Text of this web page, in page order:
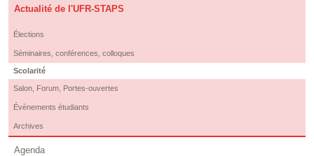
Actualité de l'UFR-STAPS
Élections
Séminaires, conférences, colloques
Scolarité
Salon, Forum, Portes-ouvertes
Évènements étudiants
Archives
Agenda